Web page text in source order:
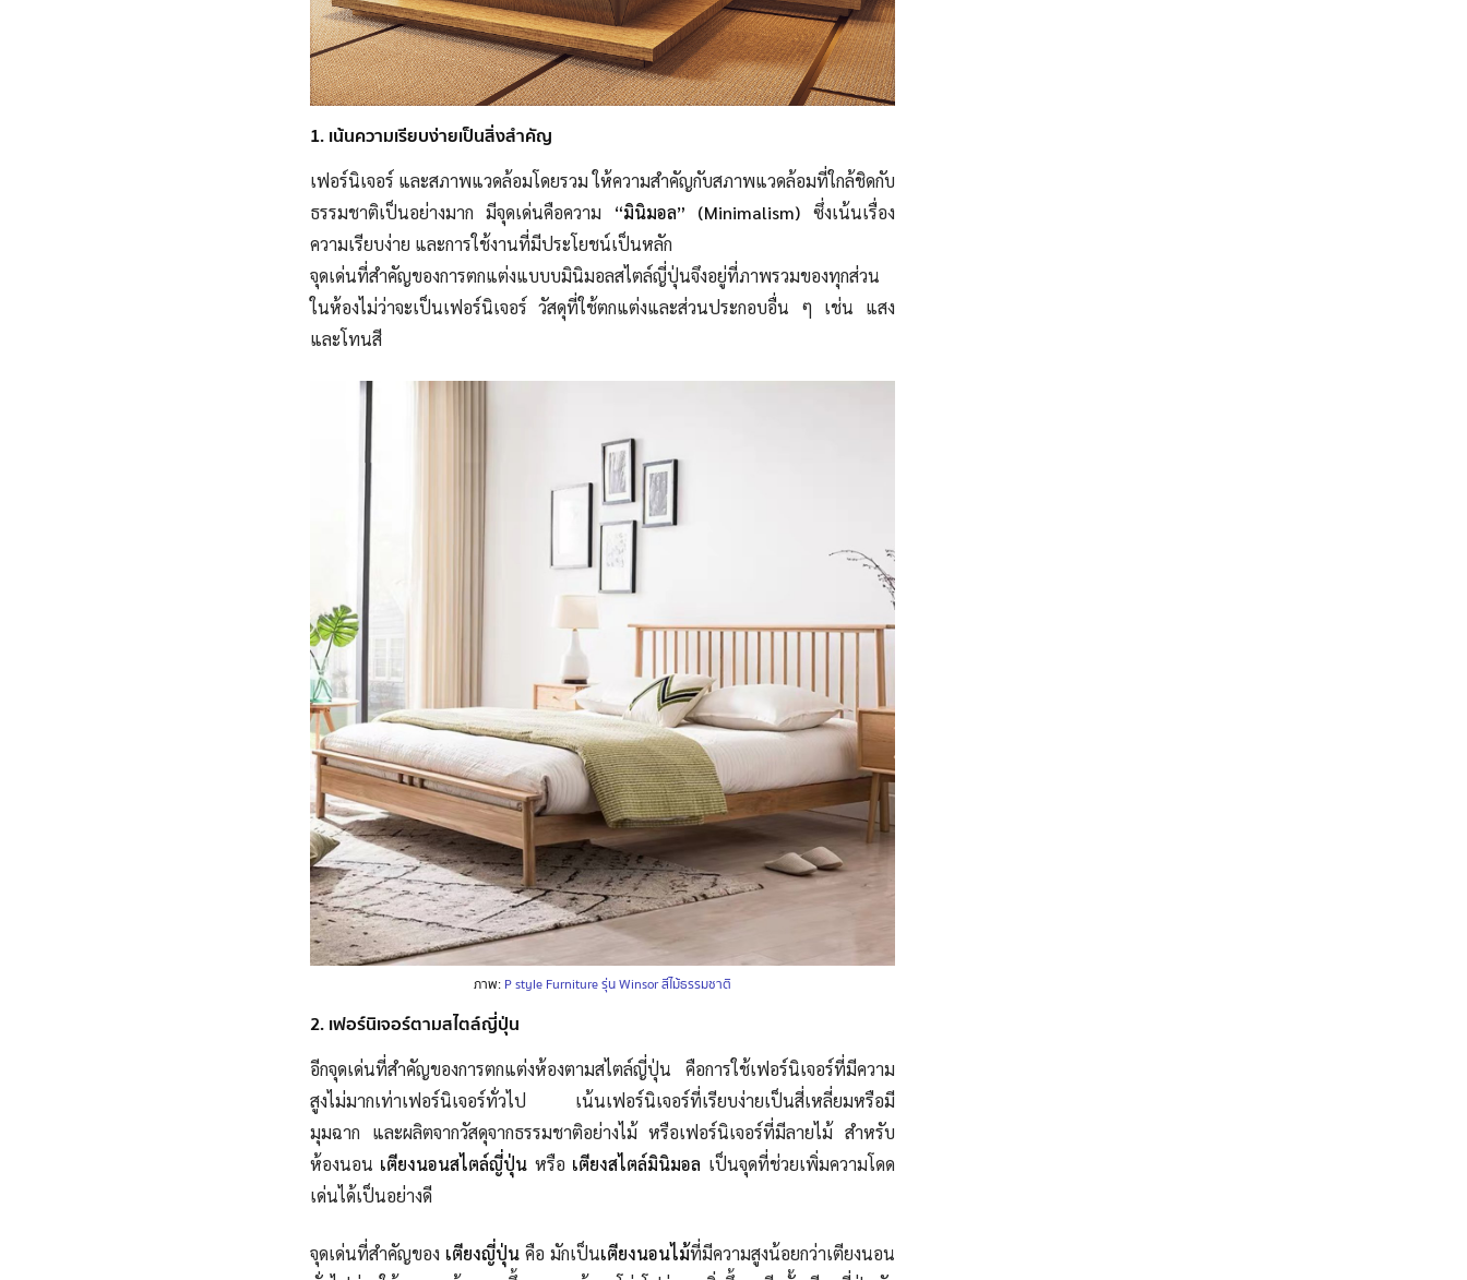
1. เน้นความเรียบง่ายเป็นสิ่งสำคัญ
เฟอร์นิเจอร์ และสภาพแวดล้อมโดยรวม ให้ความสำคัญกับสภาพแวดล้อมที่ใกล้ชิดกับ
ธรรมชาติเป็นอย่างมาก มีจุดเด่นคือความ “มินิมอล” (Minimalism) ซึ่งเน้นเรื่อง
ความเรียบง่าย และการใช้งานที่มีประโยชน์เป็นหลัก
จุดเด่นที่สำคัญของการตกแต่งแบบบมินิมอลสไตล์ญี่ปุ่นจึงอยู่ที่ภาพรวมของทุกส่วน
ในห้องไม่ว่าจะเป็นเฟอร์นิเจอร์ วัสดุที่ใช้ตกแต่งและส่วนประกอบอื่น ๆ เช่น แสง
และโทนสี
ภาพ: P style Furniture รุ่น Winsor สีไม้ธรรมชาติ
2. เฟอร์นิเจอร์ตามสไตล์ญี่ปุ่น
อีกจุดเด่นที่สำคัญของการตกแต่งห้องตามสไตล์ญี่ปุ่น คือการใช้เฟอร์นิเจอร์ที่มีความ
สูงไม่มากเท่าเฟอร์นิเจอร์ทั่วไป เน้นเฟอร์นิเจอร์ที่เรียบง่ายเป็นสี่เหลี่ยมหรือมี
มุมฉาก และผลิตจากวัสดุจากธรรมชาติอย่างไม้ หรือเฟอร์นิเจอร์ที่มีลายไม้ สำหรับ
ห้องนอน เตียงนอนสไตล์ญี่ปุ่น หรือ เตียงสไตล์มินิมอล เป็นจุดที่ช่วยเพิ่มความโดด
เด่นได้เป็นอย่างดี
จุดเด่นที่สำคัญของ เตียงญี่ปุ่น คือ มักเป็นเตียงนอนไม้ที่มีความสูงน้อยกว่าเตียงนอน